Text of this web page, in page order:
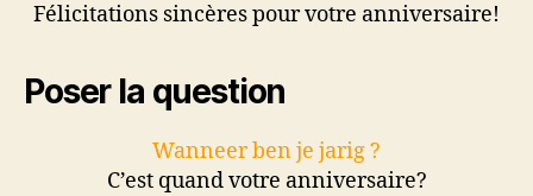
Félicitations sincères pour votre anniversaire!
Poser la question
Wanneer ben je jarig ?
C’est quand votre anniversaire?